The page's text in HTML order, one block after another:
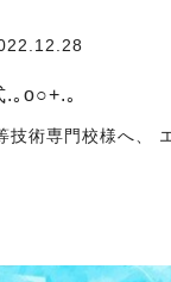
.｡o○+.｡
専門校様へ、 エ